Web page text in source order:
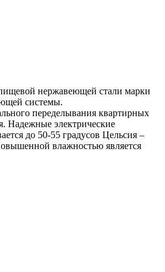
нержавеющей стали марки
системы.
переделывания квартирных
Надежные электрические
до 50-55 градусов Цельсия –
влажностью является